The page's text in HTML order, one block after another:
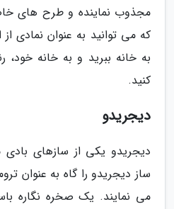
مجذوب نماینده و طرح های
که می توانید به عنوان نمادی از
به خانه ببرید و به خانه
کنید.
دیجریدو
دیجریدو یکی از سازهای بادی
ساز دیجریدو را گاه به عنوان